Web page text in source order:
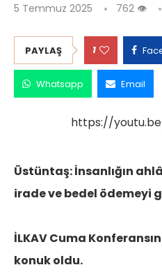
5 Temmuz 2025 762 👁
PAYLAŞ 1
Whatsapp Email
https://
Üstüntaş: İnsanlığın
irade ve bedel ödemeyi
İLKAV Cuma
konuk oldu.